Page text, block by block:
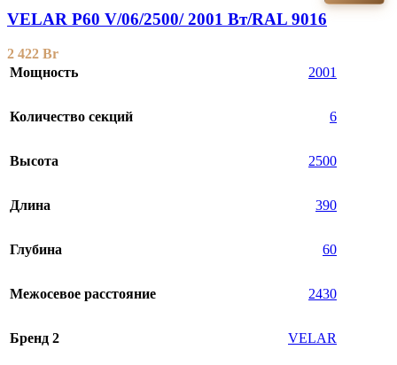
VELAR P60 V/06/2500/ 2001 Bт/RAL 9016
2 422 Br
Мощность
2001
Количество секций 6
Высота 2500
Длина 390
Глубина 60
Межосевое расстояние 2430
Бренд 2 VELAR